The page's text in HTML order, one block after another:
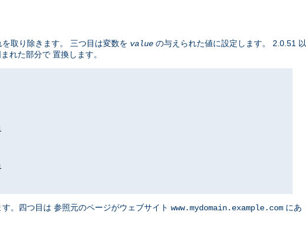
取り除きます。 三つ目は変数を value の与えられた値に設定します。 2.0.51 以
れた部分で 置換します。
す。四つ目は 参照元のページがウェブサイト www.mydomain.example.com にあ